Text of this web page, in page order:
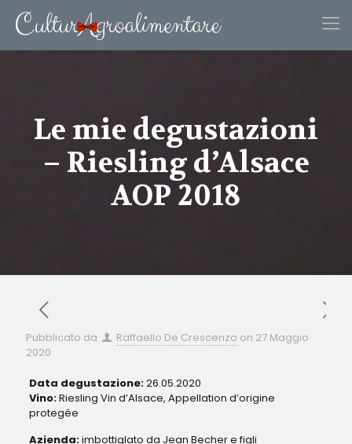
Le mie degustazioni
– Riesling d’Alsace
AOP 2018
Pubblicato da Raffaello De Crescenzo on 27 Maggio
2020
Data degustazione:26.05.2020
Vino:Riesling Vin d’Alsace, Appellation d’origine
protegée
Azienda:imbottiglato da Jean Becher e figli